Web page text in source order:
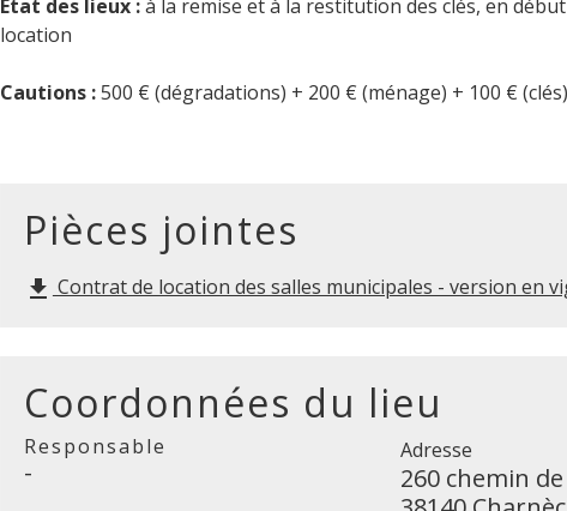
Etat des lieux :à la remise et à la restitution des clés, en
location
Cautions :500 € (dégradations) + 200 € (ménage) + 100 €
Pièces jointes
file_download Contrat de location des salles municipales - version en
Coordonnées du lieu
Responsable
-
Adresse
260 chemin